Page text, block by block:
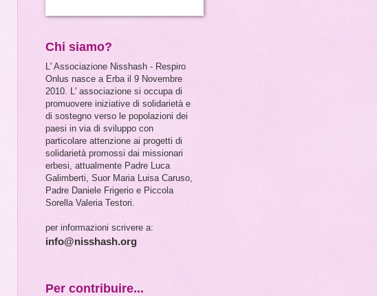
Chi siamo?
L' Associazione Nisshash - Respiro
Onlus nasce a Erba il 9 Novembre
2010. L' associazione si occupa di
promuovere iniziative di solidarietà e
di sostegno verso le popolazioni dei
paesi in via di sviluppo con
particolare attenzione ai progetti di
solidarietà promossi dai missionari
erbesi, attualmente Padre Luca
Galimberti, Suor Maria Luisa Caruso,
Padre Daniele Frigerio e Piccola
Sorella Valeria Testori.
per informazioni scrivere a:
info@nisshash.org
Per contribuire...